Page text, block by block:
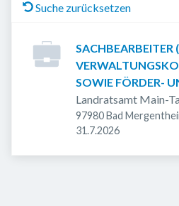
Suche zurücksetzen
SOWIE FÖRDER-
Landratsamt Main-
97980 Bad
Veröffentlicht
31.7.2026